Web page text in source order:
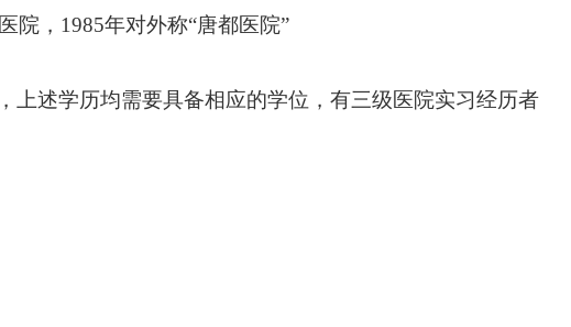
院，1985年对外称“唐都医院”
上述学历均需要具备相应的学位，有三级医院实习经历者